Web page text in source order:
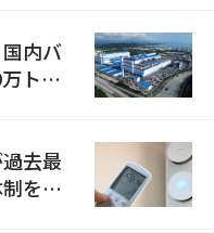
内バ
トン
去最
を点